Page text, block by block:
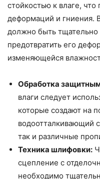
стойкостью к влаге,
деформаций и гниения.
должно быть
предотвратить его
изменяющейся
Обработка
влаги следует
которые создают на
водоотталкивающий
так и различные
Техника шлифовки:
сцепление с
необходимо